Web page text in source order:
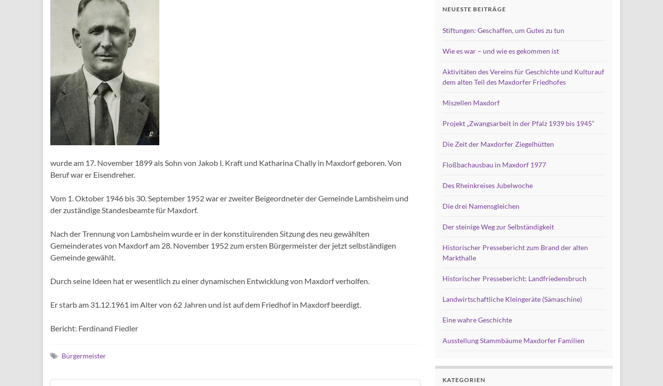
wurde am 17. November 1899 als Sohn von Jakob I. Kraft und Katharina Chally in Maxdorf geboren. Von
Beruf war er Eisendreher.
Vom 1. Oktober 1946 bis 30. September 1952 war er zweiter Beigeordneter der Gemeinde Lambsheim und
der zuständige Standesbeamte für Maxdorf.
Nach der Trennung von Lambsheim wurde er in der konstituirenden Sitzung des neu gewählten
Gemeinderates von Maxdorf am 28. November 1952 zum ersten Bürgermeister der jetzt selbständigen
Gemeinde gewählt.
Durch seine Ideen hat er wesentlich zu einer dynamischen Entwicklung von Maxdorf verholfen.
Er starb am 31.12.1961 im Alter von 62 Jahren und ist auf dem Friedhof in Maxdorf beerdigt.
Bericht: Ferdinand Fiedler
Bürgermeister
NEUESTE BEITRÄGE
Stiftungen: Geschaffen, um Gutes zu tun
Wie es war – und wie es gekommen ist
Aktivitäten des Vereins für Geschichte und Kulturauf
dem alten Teil des Maxdorfer Friedhofes
Miszellen Maxdorf
Projekt „Zwangsarbeit in der Pfalz 1939 bis 1945“
Die Zeit der Maxdorfer Ziegelhütten
Floßbachausbau in Maxdorf 1977
Des Rheinkreises Jubelwoche
Die drei Namensgleichen
Der steinige Weg zur Selbständigkeit
Historischer Pressebericht zum Brand der alten
Markthalle
Historischer Pressebericht: Landfriedensbruch
Landwirtschaftliche Kleingeräte (Sämaschine)
Eine wahre Geschichte
Ausstellung Stammbäume Maxdorfer Familien
KATEGORIEN